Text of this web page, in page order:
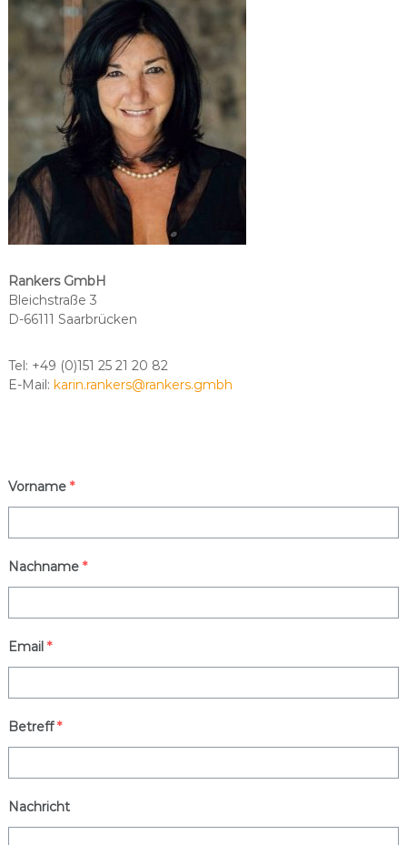
Rankers GmbH
Bleichstraße 3
D-66111 Saarbrücken
Tel: +49 (0)151 25 21 20 82
E-Mail: karin.rankers@rankers.gmbh
Vorname *
Nachname *
Email *
Betreff *
Nachricht